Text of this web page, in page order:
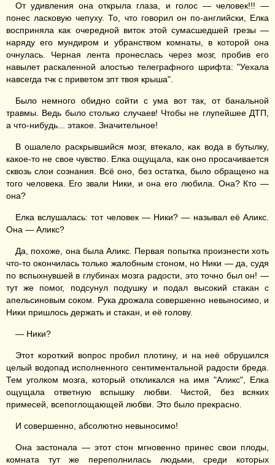
От удивления она открыла глаза, и голос — человек!!! —
понес ласковую чепуху. То, что говорил он по-английски, Елка
восприняла как очередной виток этой сумасшедшей грезы —
наряду его мундиром и убранством комнаты, в которой она
очнулась. Черная лента пронеслась через мозг, пробив его
навылет раскаленной алостью телеграфного шрифта: "Уехала
навсегда тчк с приветом зпт твоя крыша".
Было немного обидно сойти с ума вот так, от банальной
травмы. Ведь было столько случаев! Чтобы не глупейшее ДТП,
а что-нибудь... этакое. Значительное!
В ошалело раскрывшийся мозг, втекало, как вода в бутылку,
какое-то не свое чувство. Елка ощущала, как оно просачивается
сквозь слои сознания. Всё оно, без остатка, было обращено на
того человека. Его звали Ники, и она его любила. Она? Кто —
она?
Елка вслушалась: тот человек — Ники? — называл её Аликс.
Она — Аликс?
Да, похоже, она была Аликс. Первая попытка произнести хоть
что-то окончилась только жалобным стоном, но Ники — да, судя
по вспыхнувшей в глубинах мозга радости, это точно был он! —
тут же помог, подсунул подушку и подал высокий стакан с
апельсиновым соком. Рука дрожала совершенно невыносимо, и
Ники пришлось держать и стакан, и её голову.
— Ники?
Этот короткий вопрос пробил плотину, и на неё обрушился
целый водопад исполненного сентиментальной радости бреда.
Тем уголком мозга, который откликался на имя "Аликс", Елка
ощущала ответную вспышку любви. Чистой, без всяких
примесей, всепоглощающей любви. Это было прекрасно.
И совершенно, абсолютно невыносимо!
Она застонала — этот стон мгновенно принес свои плоды,
комната тут же переполнилась людьми, среди которых